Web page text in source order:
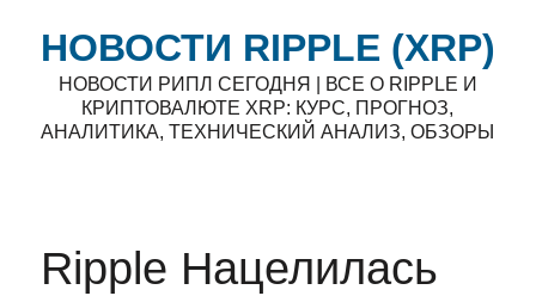
НОВОСТИ RIPPLE (XRP)
НОВОСТИ РИПЛ СЕГОДНЯ | ВСЕ О RIPPLE И
КРИПТОВАЛЮТЕ XRP: КУРС, ПРОГНОЗ,
АНАЛИТИКА, ТЕХНИЧЕСКИЙ АНАЛИЗ, ОБЗОРЫ
Ripple Нацелилась